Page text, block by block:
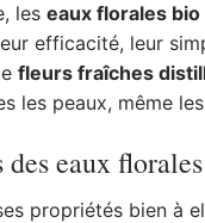
les eaux florales bio
efficacité, leur
fleurs fraîches
les peaux, même
eaux florales
propriétés bien à